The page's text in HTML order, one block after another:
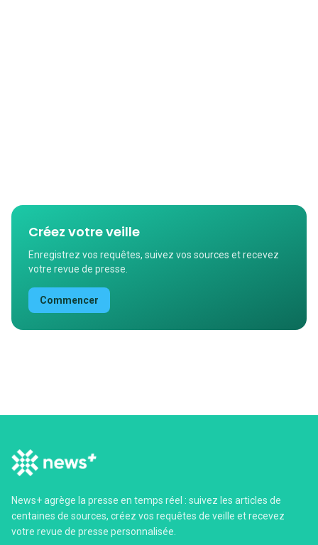
Créez votre veille
Enregistrez vos requêtes, suivez vos sources et recevez
votre revue de presse.
Commencer
News+ agrège la presse en temps réel : suivez les articles de
centaines de sources, créez vos requêtes de veille et recevez
votre revue de presse personnalisée.